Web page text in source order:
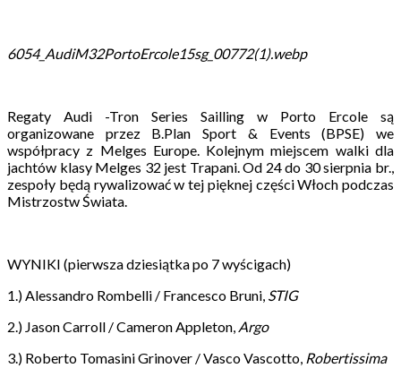
6054_AudiM32PortoErcole15sg_00772(1).webp
Regaty Audi -Tron Series Sailling w Porto Ercole są
organizowane przez B.Plan Sport & Events (BPSE) we
współpracy z Melges Europe. Kolejnym miejscem walki dla
jachtów klasy Melges 32 jest Trapani. Od 24 do 30 sierpnia br.,
zespoły będą rywalizować w tej pięknej części Włoch podczas
Mistrzostw Świata.
WYNIKI (pierwsza dziesiątka po 7 wyścigach)
1.) Alessandro Rombelli / Francesco Bruni, STIG
2.) Jason Carroll / Cameron Appleton, Argo
3.) Roberto Tomasini Grinover / Vasco Vascotto, Robertissima